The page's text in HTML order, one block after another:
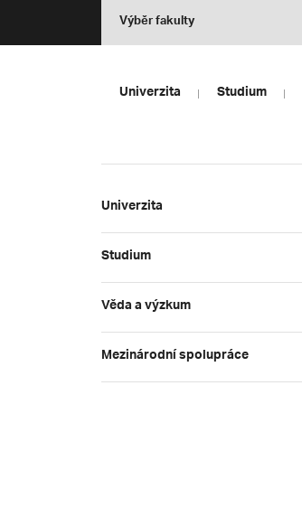
Výběr fakulty
Univerzita Studium
Univerzita
Studium
Věda a výzkum
Mezinárodní spolupráce